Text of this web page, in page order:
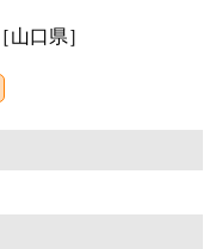
［山口県］